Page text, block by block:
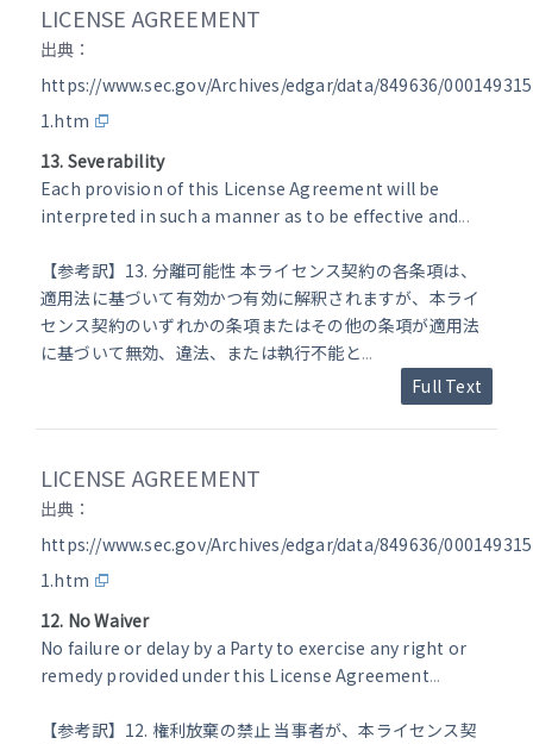
LICENSE AGREEMENT
出典：
https://www.sec.gov/Archives/edgar/data/849636/
1.htm
13. Severability
Each provision of this License Agreement will be
interpreted in such a manner as to be effective and...
【参考訳】13. 分離可能性 本ライセンス契約の各条項は、
適用法に基づいて有効かつ有効に解釈されますが、本ライ
センス契約のいずれかの条項またはその他の条項が適用法
に基づいて無効、違法、または執行不能と...
Full Text
LICENSE AGREEMENT
出典：
https://www.sec.gov/Archives/edgar/data/849636/
1.htm
12. No Waiver
No failure or delay by a Party to exercise any right or
remedy provided under this License Agreement...
【参考訳】12. 権利放棄の禁止 当事者が、本ライセンス契